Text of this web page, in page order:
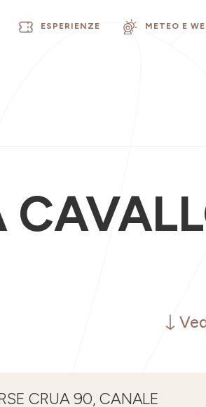
ESPERIENZE METEO E
CRUA 90, CANALE